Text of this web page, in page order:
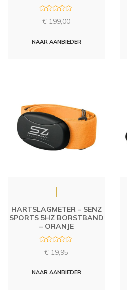
a
d
€ 199,00
NAAR AANBIEDER
HARTSLAGMETER – SENZ
SPORTS 5HZ BORSTBAND
– ORANJE
d
€ 19,95
NAAR AANBIEDER